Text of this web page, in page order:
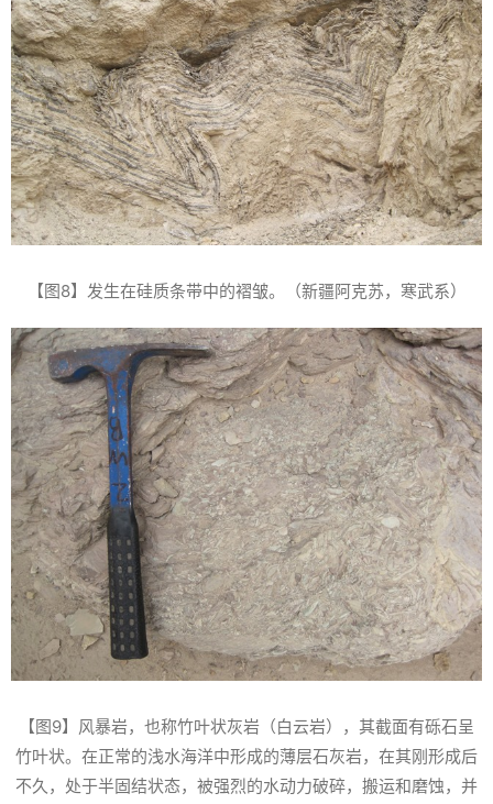
【图8】发生在硅质条带中的褶皱。（新疆阿克苏，寒武系）
【图9】风暴岩，也称竹叶状灰岩（白云岩），其截面有砾石呈
竹叶状。在正常的浅水海洋中形成的薄层石灰岩，在其刚形成后
不久，处于半固结状态，被强烈的水动力破碎，搬运和磨蚀，并